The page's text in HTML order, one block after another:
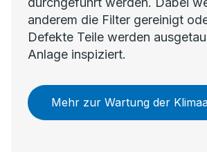
anderem die Filter gereinigt
Defekte Teile werden
Anlage inspiziert.
Mehr zur Wartung der